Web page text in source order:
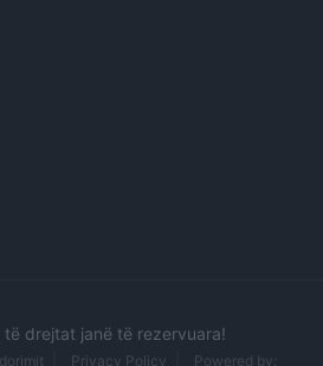
të drejtat janë të rezervuara!
Privacy Policy Powered by: